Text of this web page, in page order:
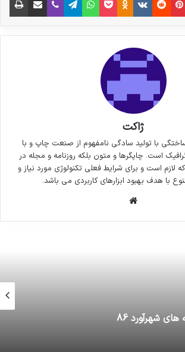
ژاکت
با تولید سادگی نامفهوم از صنعت چاپ و با
است. چاپگرها و متون بلکه روزنامه و مجله در
لازم است و برای شرایط فعلی تکنولوژی مورد نیاز و
با هدف بهبود ابزارهای کاربردی می باشد.
شهرآورد 86